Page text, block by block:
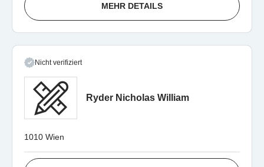
MEHR DETAILS
Nicht verifiziert
Ryder Nicholas William
1010 Wien